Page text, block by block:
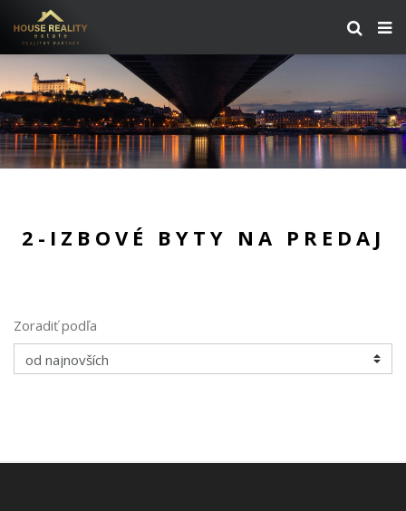
2-IZBOVÉ BYTY NA PREDAJ
Zoradiť podľa